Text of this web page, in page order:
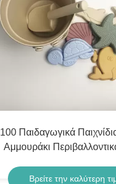
100 Παιδαγωγικά
Αμμουράκι
Βρείτε την καλύτερη